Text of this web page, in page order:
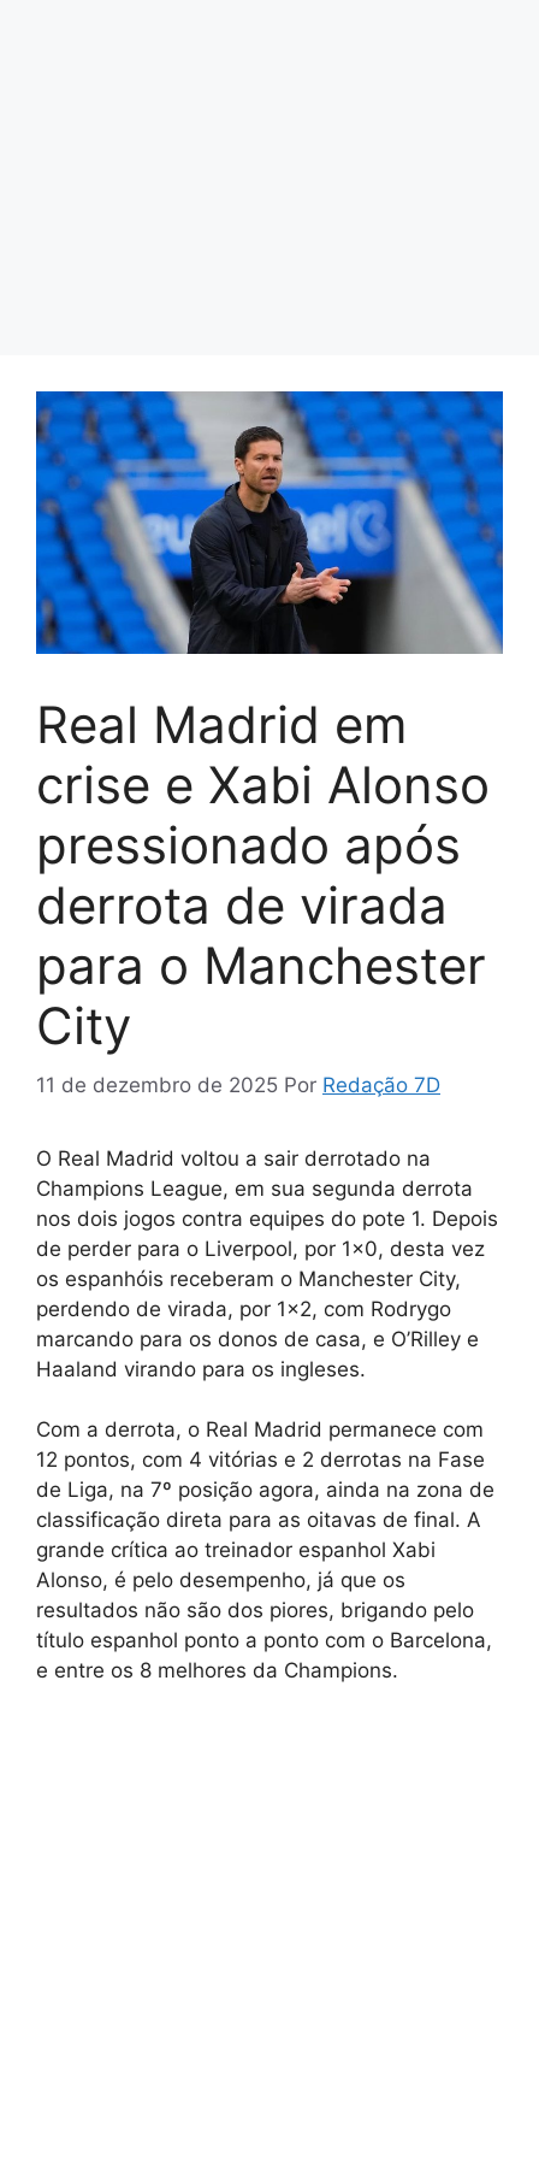
Real Madrid em
crise e Xabi Alonso
pressionado após
derrota de virada
para o Manchester
City
11 de dezembro de 2025 Por Redação 7D
O Real Madrid voltou a sair derrotado na
Champions League, em sua segunda derrota
nos dois jogos contra equipes do pote 1. Depois
de perder para o Liverpool, por 1×0, desta vez
os espanhóis receberam o Manchester City,
perdendo de virada, por 1×2, com Rodrygo
marcando para os donos de casa, e O’Rilley e
Haaland virando para os ingleses.
Com a derrota, o Real Madrid permanece com
12 pontos, com 4 vitórias e 2 derrotas na Fase
de Liga, na 7º posição agora, ainda na zona de
classificação direta para as oitavas de final. A
grande crítica ao treinador espanhol Xabi
Alonso, é pelo desempenho, já que os
resultados não são dos piores, brigando pelo
título espanhol ponto a ponto com o Barcelona,
e entre os 8 melhores da Champions.